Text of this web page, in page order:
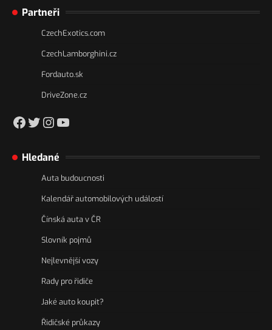
Partneři
CzechExotics.com
CzechLamborghini.cz
Fordauto.sk
DriveZone.cz
https://www.facebook.com/csakacz
Twitter
Instagram
YouTube
Hledané
Auta budoucnosti
Kalendář automobilových událostí
Čínská auta v ČR
Slovník pojmů
Nejlevnější vozy
Rady pro řidiče
Jaké auto koupit?
Řidičské průkazy